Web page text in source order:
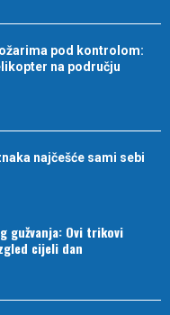
pod kontrolom:
na području
najčešće sami sebi
gužvanja: Ovi trikovi
cijeli dan